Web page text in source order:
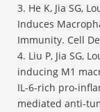
3. He K, Jia SG,
Induces
Immunity. Cell
4. Liu P, Jia SG,
inducing M1
IL-6-rich pro-
mediated anti-